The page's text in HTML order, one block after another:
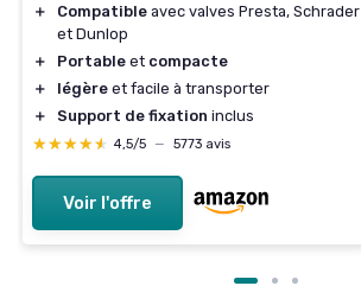
＋
Compatible avec valves Presta, Schrader
et Dunlop
＋
Portable et compacte
＋
légère et facile à transporter
＋
Support de fixation inclus
★★★★★
★★★★★ 4,5/5 — 5773 avis
Voir l'offre